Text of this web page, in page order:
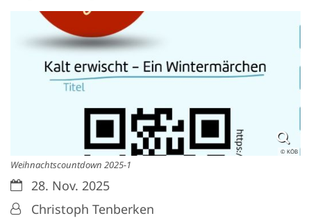
© KÖB
Weihnachtscountdown 2025-1
Datum:28. Nov. 2025
Von:Christoph Tenberken